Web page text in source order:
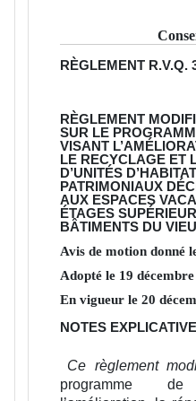
RÈGLEMENT R.V.Q.
RÈGLEMENT
SUR LE
VISANT
LE RECYCLAGE ET
D’UNITÉS
PATRIMONIAUX
AUX ESPACES
ÉTAGES
BÂTIMENTS DU
Avis de motion donné
Adopté le 19
En vigueur le20
NOTES
Ce règlement
programme